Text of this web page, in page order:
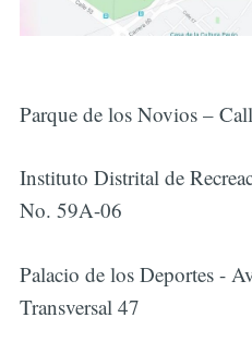
Parque de los Novios –
Instituto Distrital de
No. 59A-06
Palacio de los Deportes -
Transversal 47